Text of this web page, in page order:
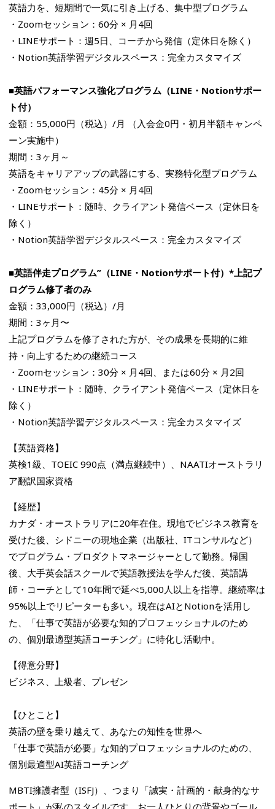
英語力を、短期間で一気に引き上げる、集中型プログラム
・Zoomセッション：60分 × 月4回
・LINEサポート：週5日、コーチから発信（定休日を除く）
・Notion英語学習デジタルスペース：完全カスタマイズ
■英語パフォーマンス強化プログラム（LINE・Notionサポー
ト付）
金額：55,000円（税込）/月 （入会金0円・初月半額キャンペ
ーン実施中）
期間：3ヶ月～
英語をキャリアアップの武器にする、実務特化型プログラム
・Zoomセッション：45分 × 月4回
・LINEサポート：随時、クライアント発信ベース（定休日を
除く）
・Notion英語学習デジタルスペース：完全カスタマイズ
■英語伴走プログラム”（LINE・Notionサポート付）*上記プ
ログラム修了者のみ
金額：33,000円（税込）/月
期間：3ヶ月〜
上記プログラムを修了された方が、その成果を長期的に維
持・向上するための継続コース
・Zoomセッション：30分 × 月4回、または60分 × 月2回
・LINEサポート：随時、クライアント発信ベース（定休日を
除く）
・Notion英語学習デジタルスペース：完全カスタマイズ
【英語資格】
英検1級、TOEIC 990点（満点継続中）、NAATIオーストラリ
ア翻訳国家資格
【経歴】
カナダ・オーストラリアに20年在住。現地でビジネス教育を
受けた後、シドニーの現地企業（出版社、ITコンサルなど）
でプログラム・プロダクトマネージャーとして勤務。帰国
後、大手英会話スクールで英語教授法を学んだ後、英語講
師・コーチとして10年間で延べ5,000人以上を指導。継続率は
95%以上でリピーターも多い。現在はAIとNotionを活用し
た、「仕事で英語が必要な知的プロフェッショナルのため
の、個別最適型英語コーチング」に特化し活動中。
【得意分野】
ビジネス、上級者、プレゼン
【ひとこと】
英語の壁を乗り越えて、あなたの知性を世界へ
「仕事で英語が必要」な知的プロフェッショナルのための、
個別最適型AI英語コーチング
MBTI擁護者型（ISFJ）、つまり「誠実・計画的・献身的なサ
ポート」が私のスタイルです。お一人ひとりの背景やゴール